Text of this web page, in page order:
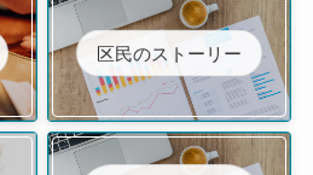
区民のストーリー